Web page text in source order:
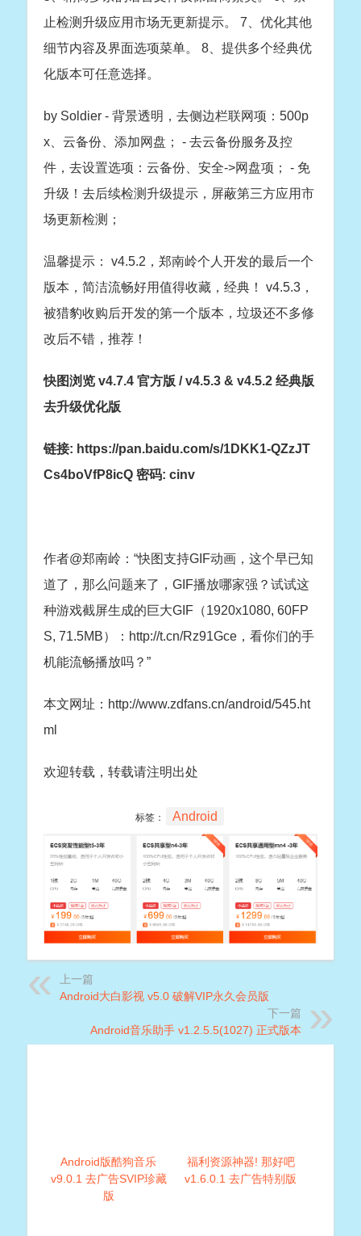
止检测升级应用市场无更新提示。 7、优化其他
细节内容及界面选项菜单。 8、提供多个经典优
化版本可任意选择。
by Soldier - 背景透明，去侧边栏联网项：500p
x、云备份、添加网盘； - 去云备份服务及控
件，去设置选项：云备份、安全->网盘项； - 免
升级！去后续检测升级提示，屏蔽第三方应用市
场更新检测；
温馨提示： v4.5.2，郑南岭个人开发的最后一个
版本，简洁流畅好用值得收藏，经典！
v4.5.3，
被猎豹收购后开发的第一个版本，垃圾还不多修
改后不错，推荐！
快图浏览 v4.7.4 官方版 / v4.5.3 & v4.5.2 经典版
去升级优化版
链接: https://pan.baidu.com/s/1DKK1-QZzJT
Cs4boVfP8icQ 密码: cinv
作者@郑南岭：“快图支持GIF动画，这个早已知
道了，那么问题来了，GIF播放哪家强？试试这
种游戏截屏生成的巨大GIF（1920x1080, 60FP
S, 71.5MB）：http://t.cn/Rz91Gce，看你们的手
机能流畅播放吗？”
本文网址：http://www.zdfans.cn/android/545.ht
ml
欢迎转载，转载请注明出处
标签： Android
上一篇
Android大白影视 v5.0 破解VIP永久会员版
下一篇
Android音乐助手 v1.2.5.5(1027) 正式版本
Android版酷狗音乐
v9.0.1 去广告SVIP珍藏
版
福利资源神器! 那好吧
v1.6.0.1 去广告特别版